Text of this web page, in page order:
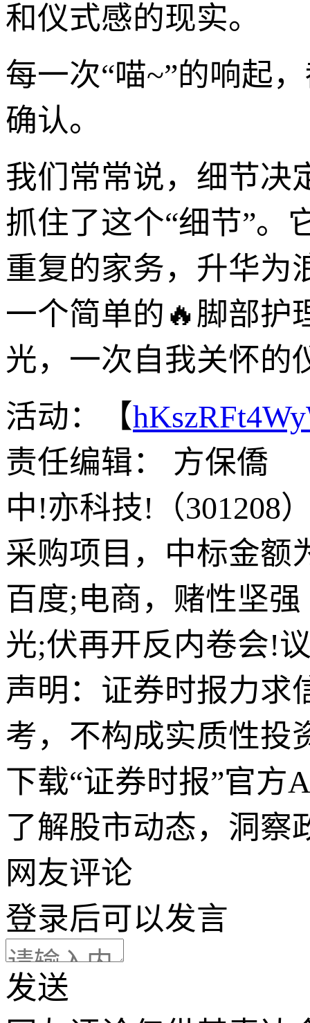
和仪式感的现实。
每一次“喵~”的响起
确认。
我们常常说，细节决
抓住了这个“细节”。
重复的家务，升华为
一个简单的🔥脚部护
光，一次自我关怀的
活动：【
责任编辑： 方保僑
中!亦科技!（301208
采购项目，中标金额
百度;电商，赌性坚强
光;伏再开反内卷会!
声明：证券时报力求
考，不构成实质性投
下载“证券时报”官方
了解股市动态，洞察
网友评论
登录后可以发言
发送